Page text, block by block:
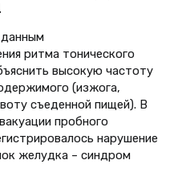
ритма тонического
высокую частоту
(изжога,
съеденной пищей). В
пробного
нарушение
желудка – синдром